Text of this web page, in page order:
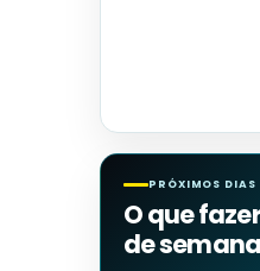
PRÓXIMOS DIAS
O que
de